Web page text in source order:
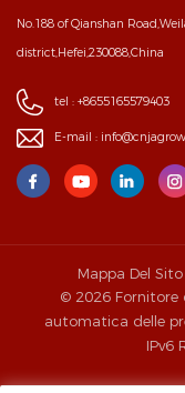
No.188 of Qianshan
district,Hefei,230088,China
tel : +8655165579403
E-mail :
Mappa Del Sito
© 2026 Fornitore
automatica delle
IPv6